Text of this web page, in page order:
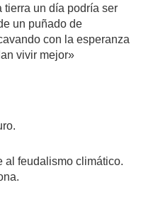
tierra un día podría ser
un puñado de
con la esperanza
vivir mejor»
al feudalismo climático.